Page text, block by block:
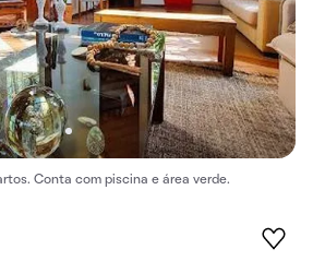
Conta com piscina e área verde.